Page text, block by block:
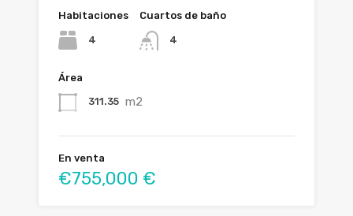
Habitaciones
4
Cuartos de baño
4
Área
311.35 m2
En venta
€755,000 €